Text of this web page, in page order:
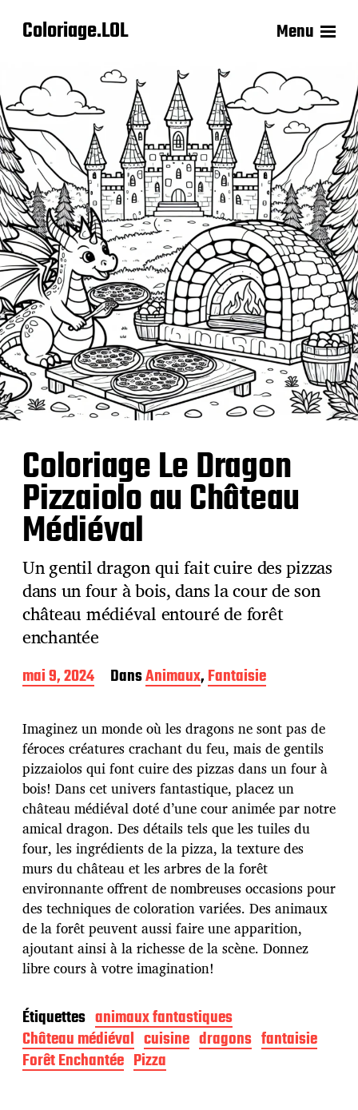
Coloriage.LOL Menu
Coloriage Le Dragon
Pizzaiolo au Château
Médiéval
Un gentil dragon qui fait cuire des pizzas
dans un four à bois, dans la cour de son
château médiéval entouré de forêt
enchantée
D
a
e
d
e
p
u
b
l
i
c
a
t
i
o
n
mai 9, 2024 DansAnimaux,Fantaisie
Imaginez un monde où les dragons ne sont pas de
féroces créatures crachant du feu, mais de gentils
pizzaiolos qui font cuire des pizzas dans un four à
bois! Dans cet univers fantastique, placez un
château médiéval doté d’une cour animée par notre
amical dragon. Des détails tels que les tuiles du
four, les ingrédients de la pizza, la texture des
murs du château et les arbres de la forêt
environnante offrent de nombreuses occasions pour
des techniques de coloration variées. Des animaux
de la forêt peuvent aussi faire une apparition,
ajoutant ainsi à la richesse de la scène. Donnez
libre cours à votre imagination!
Étiquettes animaux fantastiques
Château médiéval cuisine dragons fantaisie
Forêt Enchantée Pizza